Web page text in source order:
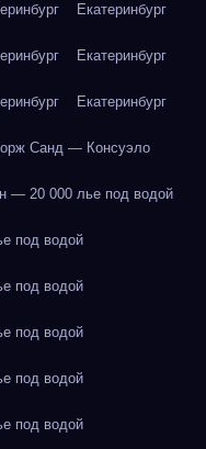
Екатеринбург
Екатеринбург
Екатеринбург
Санд — Консуэло
— 20 000 лье под водой
под водой
под водой
под водой
под водой
под водой